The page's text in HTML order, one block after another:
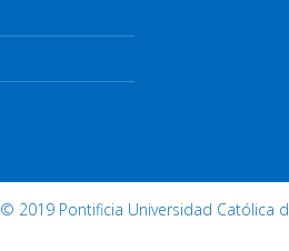
© 2019 Pontificia Universidad